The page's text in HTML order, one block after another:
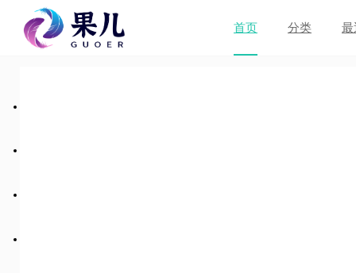
首页 分类 最